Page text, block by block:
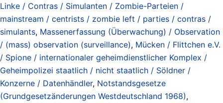
Linke / Contras / Simulanten / Zombie-Parteien /
mainstream / centrists / zombie left / parties / contras /
simulants, Massenerfassung (Überwachung) / Observation
/ (mass) observation (surveillance), Mücken / Flittchen e.V.
/ Spione / internationaler geheimdienstlicher Komplex /
Geheimpolizei staatlich / nicht staatlich / Söldner /
Konzerne / Datenhändler, Notstandsgesetze
(Grundgesetzänderungen Westdeutschland 1968),